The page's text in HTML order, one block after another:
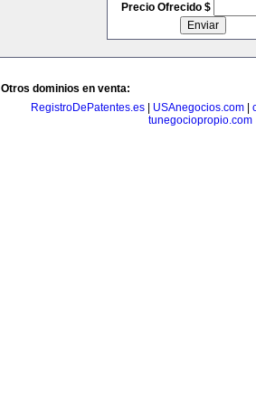
Precio Ofrecido $
Otros dominios en venta:
RegistroDePatentes.es
USAnegocios.com
tunegociopropio.com